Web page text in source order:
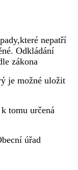
nepatří
Odkládání
zákona
je možné uložit
tomu určená
úřad